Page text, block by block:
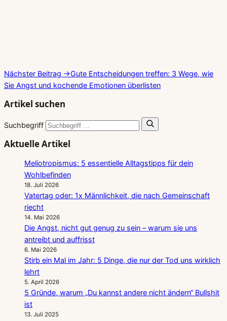
Nächster Beitrag →Gute Entscheidungen treffen: 3 Wege, wie
Sie Angst und kochende Emotionen überlisten
Artikel suchen
Suchbegriff
Aktuelle Artikel
Meliotropismus: 5 essentielle Alltagstipps für dein
Wohlbefinden
18. Juli 2026
Vatertag oder: 1x Männlichkeit, die nach Gemeinschaft
riecht
14. Mai 2026
Die Angst, nicht gut genug zu sein – warum sie uns
antreibt und auffrisst
6. Mai 2026
Stirb ein Mal im Jahr: 5 Dinge, die nur der Tod uns wirklich
lehrt
5. April 2026
5 Gründe, warum „Du kannst andere nicht ändern“ Bullshit
ist
13. Juli 2025